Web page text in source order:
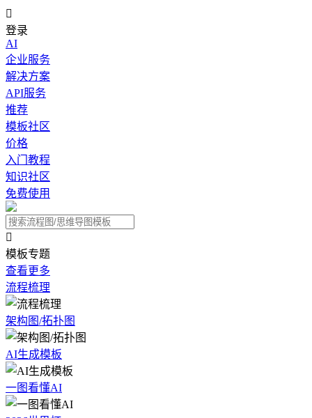

登录
AI
企业服务
解决方案
API服务
推荐
模板社区
价格
入门教程
知识社区
免费使用

模板专题
查看更多
流程梳理
架构图/拓扑图
AI生成模板
一图看懂AI